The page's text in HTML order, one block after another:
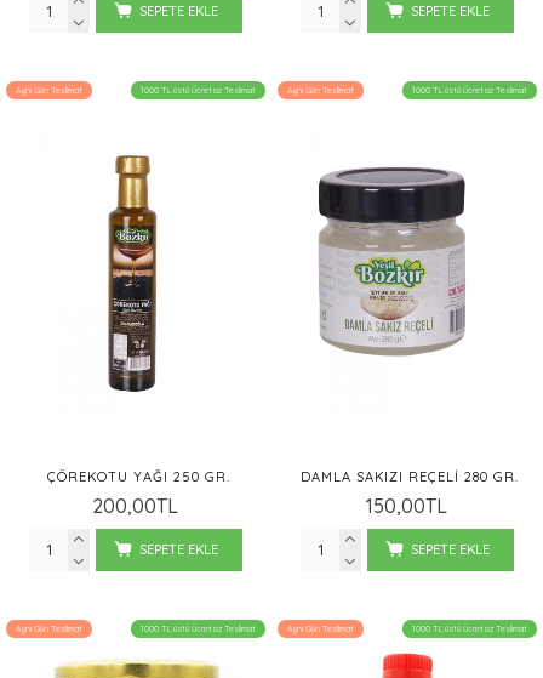
SEPETE EKLE SEPETE EKLE
Aynı Gün Teslimat 1000 TL üstü Ücretsiz Teslimat
ÇÖREKOTU YAĞI 250 GR.
200,00TL
SEPETE EKLE
Aynı Gün Teslimat 1000 TL üstü Ücretsiz Teslimat
DAMLA SAKIZI REÇELI 280 GR.
150,00TL
SEPETE EKLE
Aynı Gün Teslimat 1000 TL üstü Ücretsiz Teslimat Aynı Gün Teslimat 1000 TL üstü Ücretsiz Teslimat